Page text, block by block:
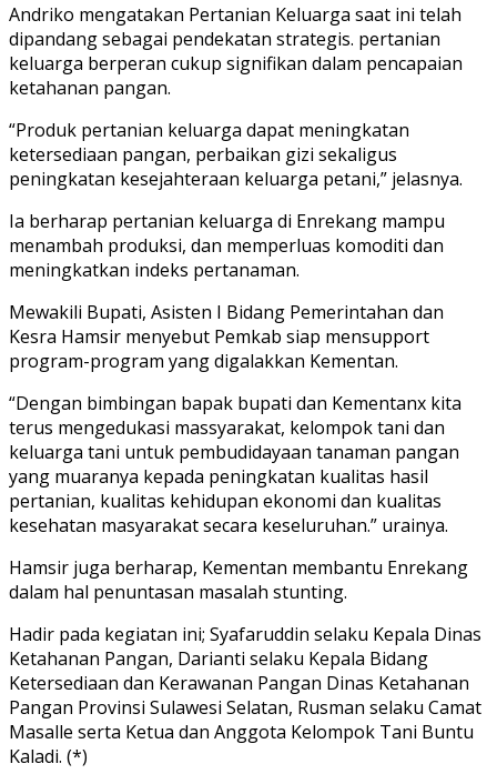
Andriko mengatakan Pertanian Keluarga saat ini telah
dipandang sebagai pendekatan strategis. pertanian
keluarga berperan cukup signifikan dalam pencapaian
ketahanan pangan.
“Produk pertanian keluarga dapat meningkatan
ketersediaan pangan, perbaikan gizi sekaligus
peningkatan kesejahteraan keluarga petani,” jelasnya.
Ia berharap pertanian keluarga di Enrekang mampu
menambah produksi, dan memperluas komoditi dan
meningkatkan indeks pertanaman.
Mewakili Bupati, Asisten I Bidang Pemerintahan dan
Kesra Hamsir menyebut Pemkab siap mensupport
program-program yang digalakkan Kementan.
“Dengan bimbingan bapak bupati dan Kementanx kita
terus mengedukasi massyarakat, kelompok tani dan
keluarga tani untuk pembudidayaan tanaman pangan
yang muaranya kepada peningkatan kualitas hasil
pertanian, kualitas kehidupan ekonomi dan kualitas
kesehatan masyarakat secara keseluruhan.” urainya.
Hamsir juga berharap, Kementan membantu Enrekang
dalam hal penuntasan masalah stunting.
Hadir pada kegiatan ini; Syafaruddin selaku Kepala Dinas
Ketahanan Pangan, Darianti selaku Kepala Bidang
Ketersediaan dan Kerawanan Pangan Dinas Ketahanan
Pangan Provinsi Sulawesi Selatan, Rusman selaku Camat
Masalle serta Ketua dan Anggota Kelompok Tani Buntu
Kaladi. (*)